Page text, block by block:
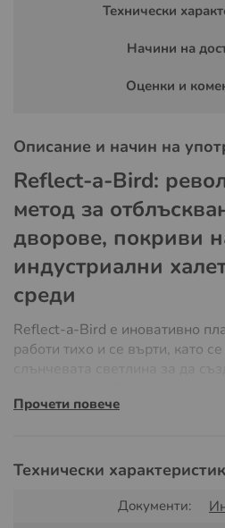
Технически
Начини на
Оценки и
Описание и начин на
Reflect-a-Bird:
метод за
дворове, покриви
индустриални
среди
Reflect-a-Bird е иновативно
работи тихо и се върти, като
птиците, като ги кара да
За оптимална защита,
други методи за отблъскване,
птици, звукови или
Прочети повече
Технически
Документи: